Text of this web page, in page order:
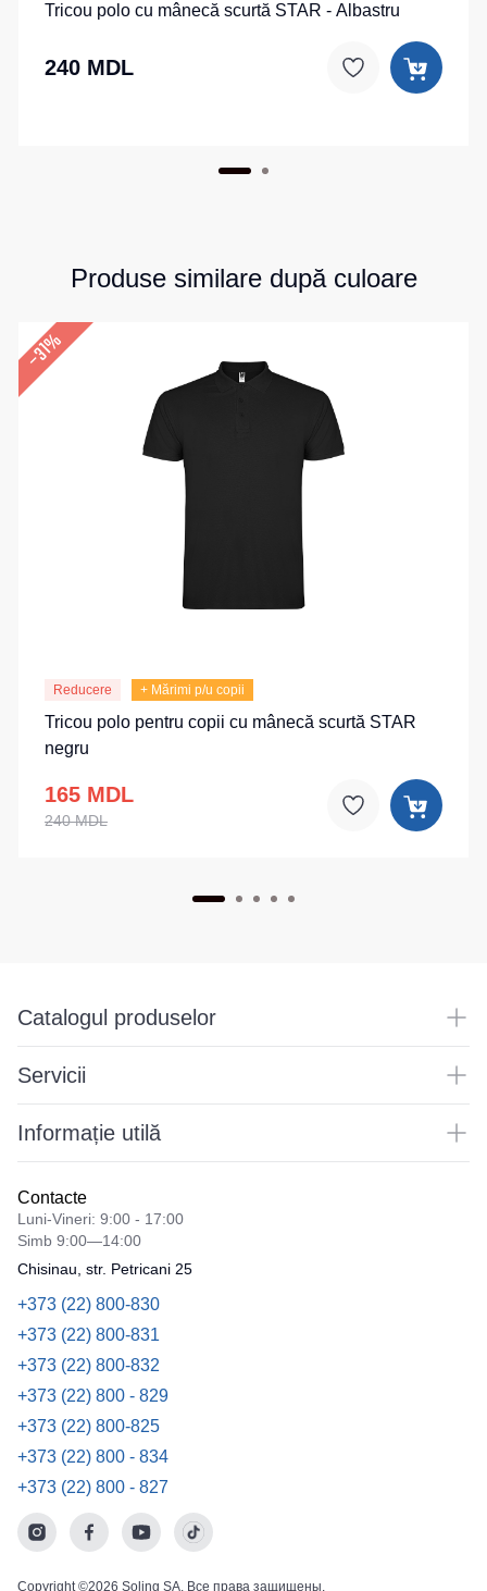
Tricou polo cu mânecă scurtă STAR - Albastru
240 MDL
Produse similare după culoare
–31%
Reducere + Mărimi p/u copii
Tricou polo pentru copii cu mânecă scurtă STAR
negru
165 MDL
240 MDL
Catalogul produselor
Servicii
Informație utilă
Contacte
Luni-Vineri: 9:00 - 17:00
Simb 9:00—14:00
Chisinau, str. Petricani 25
+373 (22) 800-830
+373 (22) 800-831
+373 (22) 800-832
+373 (22) 800 - 829
+373 (22) 800-825
+373 (22) 800 - 834
+373 (22) 800 - 827
Copyright ©2026 Soling SA. Все права защищены.